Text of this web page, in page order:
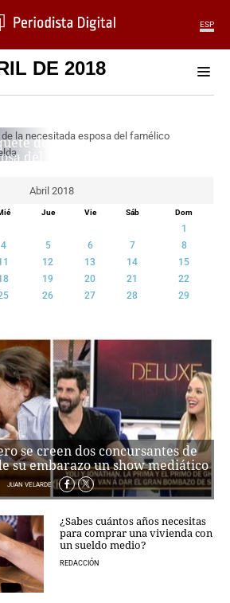
ESP
DE 2018
de
del
Abril 2018
Jue Vie Sáb Dom
1
4 5 6 7
8
12 13 14
15
19 20 21
22
26 27 28
29
se creen dos concursantes de
su embarazo un show mediático
JUAN VELARDE
¿Sabes cuántos años necesitas
para comprar una vivienda con
un sueldo medio?
REDACCIÓN